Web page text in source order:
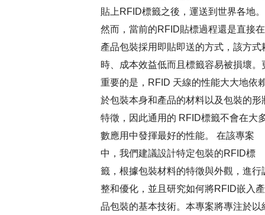
貼上RFID標籤之後，運送到世界各地。
然而，當前的RFID貼標過程還是直接在
產品包裝採用即貼即送的方式，該方式
時、成本效益低而且標籤容易被損壞。
重要的是，RFID 天線的性能大大地依
於包裝本身和產品的材料以及包裝的形
特徵，因此通用的 RFID標籤不會在大
數應用中發揮最好的性能。 在該專案
中，我們建議設計特定包裝的RFID標
籤，根據包裝材料的特徵與外觀，進行
整和優化，並且研究如何將RFID嵌入產
品包裝的基本技術。本專案將專注於以